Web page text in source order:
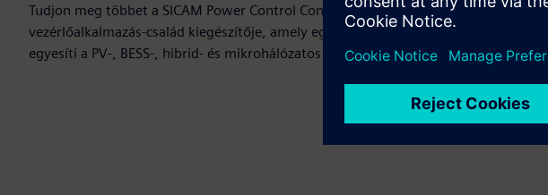
Tudjon meg többet a SICAM Power Control Control-ról, amely a SICAM 8
vezérlőalkalmazás-család kiegészítője, amely egyetlen moduláris vezérlőplatformon
egyesíti a PV-, BESS-, hibrid- és mikrohálózatos használati eseteket.